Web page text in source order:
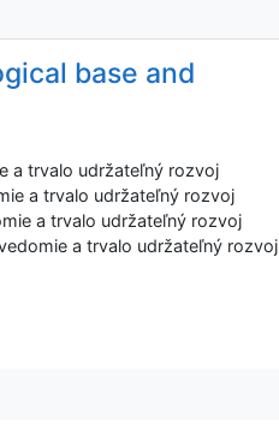
base and
a trvalo udržateľný rozvoj
a trvalo udržateľný rozvoj
a trvalo udržateľný rozvoj
a trvalo udržateľný rozvoj